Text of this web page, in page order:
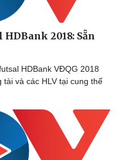
2018: Sẵn
HDBank VĐQG 2018
và các HLV tại cung thể